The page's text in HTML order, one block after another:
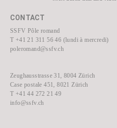
CONTACT
SSFV Pôle romand
T +41 21 311 56 46 (lundi à mercredi)
poleromand@ssfv.ch
Zeughausstrasse 31, 8004 Zürich
Case postale 451, 8021 Zürich
T +41 44 272 21 49
info@ssfv.ch